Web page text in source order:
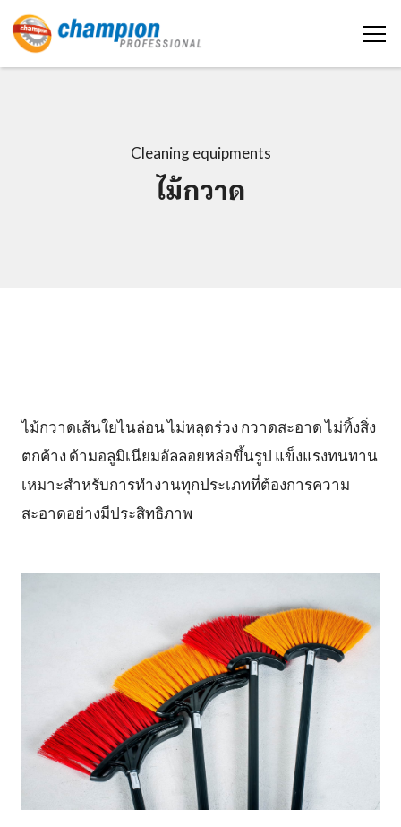
Cleaning equipments
ไม้กวาด
ไม้กวาดเส้นใยไนล่อน ไม่หลุดร่วง กวาดสะอาด ไม่ทิ้งสิ่ง
ตกค้าง ด้ามอลูมิเนียมอัลลอยหล่อขึ้นรูป แข็งแรงทนทาน
เหมาะสำหรับการทำงานทุกประเภทที่ต้องการความ
สะอาดอย่างมีประสิทธิภาพ